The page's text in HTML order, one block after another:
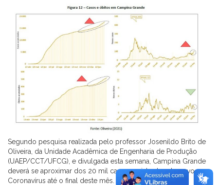
Segundo pesquisa realizada pelo professor Josenildo Brito de
Oliveira, da Unidade Acadêmica de Engenharia de Produção
(UAEP/CCT/UFCG), e divulgada esta semana, Campina Grande
deverá se aproximar dos 20 mil casos registrados do novo
Coronavírus até o final deste mês.